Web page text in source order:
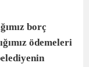
borç
ödemeleri